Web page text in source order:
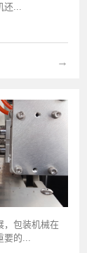
...
→
，包装机械在
要的...